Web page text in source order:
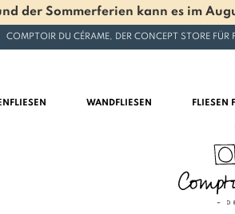
der Sommerferien kann es im
COMPTOIR DU CÉRAME, DER CONCEPT STORE
WANDFLIESEN FLIESEN